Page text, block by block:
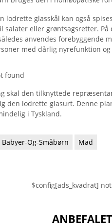
lodrette glasskål kan også
salater eller grøntsagsretter.
anvendes forebyggende
med dårlig nyrefunktion og
found
skal den tilknyttede
den lodrette glasurt. Denne
i Tyskland.
Babyer-Og-Småbørn Mad
$config[ads_kvadrat]
ANBEFALET